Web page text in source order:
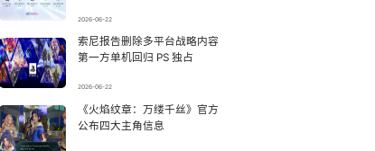
13
14 傅园慧成为浙江大学老师 6655860°
15 “新疆的交警怎么个个像我妈” 6571962°
2026-06-22
索尼报告删除多平台战略内容
第一方单机回归 PS 独占
2026-06-22
《火焰纹章：万缕千丝》官方
公布四大主角信息